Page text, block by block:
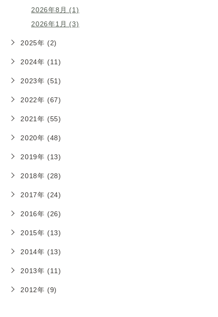
2026年8月 (1)
2026年1月 (3)
2025年 (2)
2024年 (11)
2023年 (51)
2022年 (67)
2021年 (55)
2020年 (48)
2019年 (13)
2018年 (28)
2017年 (24)
2016年 (26)
2015年 (13)
2014年 (13)
2013年 (11)
2012年 (9)